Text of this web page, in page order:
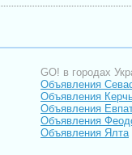
GO! в городах
Объявления
Объявления
Объявления
Объявления
Объявления Ялта